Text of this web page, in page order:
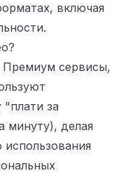
включая
Премиум сервисы,
за
минуту), делая